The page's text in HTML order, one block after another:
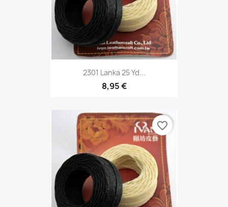
2301 Lanka 25 Yd...
8,95 €
favorite_border